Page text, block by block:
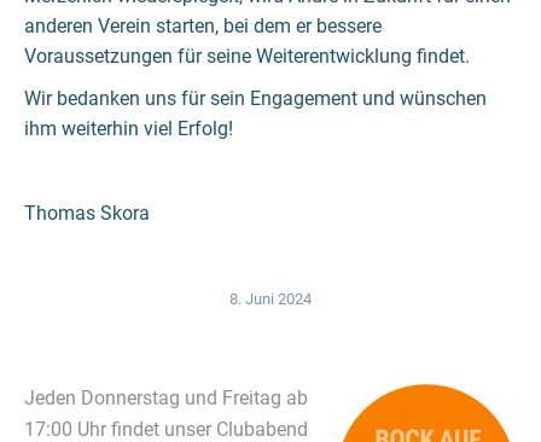
anderen Verein starten, bei dem er bessere
Voraussetzungen für seine Weiterentwicklung findet.
Wir bedanken uns für sein Engagement und wünschen
ihm weiterhin viel Erfolg!
Thomas Skora
8. Juni 2024
Jeden Donnerstag und Freitag ab
17:00 Uhr findet unser Clubabend